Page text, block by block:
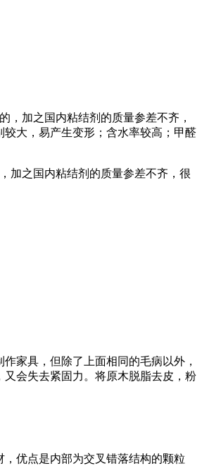
，加之国内粘结剂的质量参差不齐，
大，易产生变形；含水率较高；甲醛
加之国内粘结剂的质量参差不齐，很
家具，但除了上面相同的毛病以外，
会失去紧固力。将原木脱脂去皮，粉
优点是内部为交叉错落结构的颗粒